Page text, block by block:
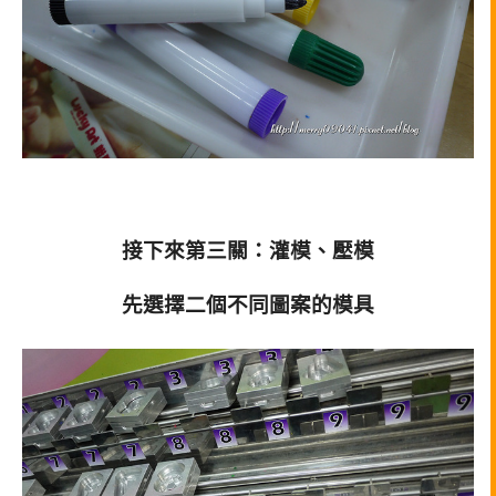
接下來第三關：灌模、壓模
先選擇二個不同圖案的模具